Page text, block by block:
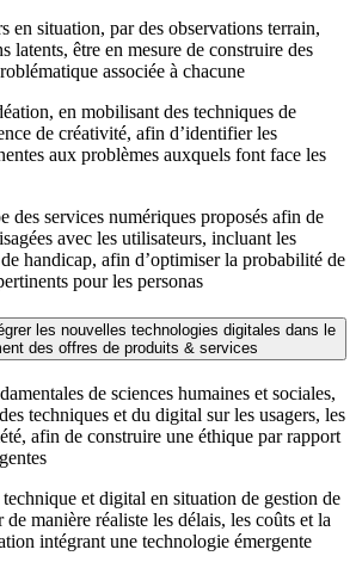
en situation, par des observations terrain,
latents, être en mesure de construire des
associée à chacune
en mobilisant des techniques de
de créativité, afin d’identifier les
aux problèmes auxquels font face les
des services numériques proposés afin de
avec les utilisateurs, incluant les
handicap, afin d’optimiser la probabilité de
pour les personas
les nouvelles technologies digitales dans le
des offres de produits & services
de sciences humaines et sociales,
techniques et du digital sur les usagers, les
afin de construire une éthique par rapport
et digital en situation de gestion de
manière réaliste les délais, les coûts et la
intégrant une technologie émergente